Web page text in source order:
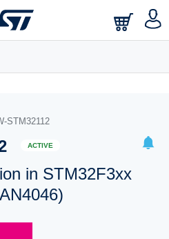
searches.
STM32112
ACTIVE
in STM32F3xx